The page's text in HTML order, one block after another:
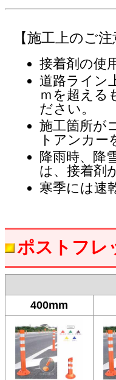
【施工上のご注
接着剤の使
道路ライン
ｍを超える
ださい。
施工箇所が
トアンカー
降雨時、降
は、接着剤
寒季には速
ポストフ
400mm